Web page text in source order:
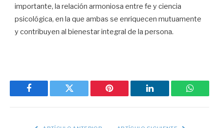
importante, la relación armoniosa entre fe y ciencia
psicológica, en la que ambas se enriquecen mutuamente
y contribuyen al bienestar integral de la persona.
Facebook Twitter Pinterest LinkedIn